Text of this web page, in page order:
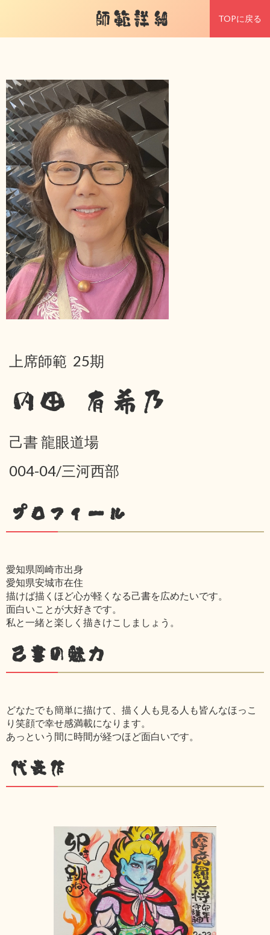
師範詳細 TOPに戻る
上席師範 25期
内田 有希乃
己書 龍眼道場
004-04/三河西部
プロフィール
愛知県岡崎市出身
愛知県安城市在住
描けば描くほど心が軽くなる己書を広めたいです。
面白いことが大好きです。
私と一緒と楽しく描きけこしましょう。
己書の魅力
どなたでも簡単に描けて、描く人も見る人も皆んなほっこ
り笑顔で幸せ感満載になります。
あっという間に時間が経つほど面白いです。
代表作